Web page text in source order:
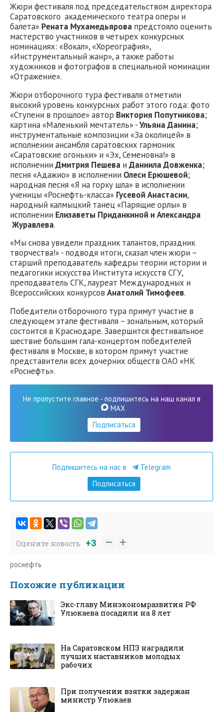
Жюри фестиваля под председательством директора
Саратовского академического театра оперы и
балета» Рената Мухамедьярова предстояло оценить
мастерство участников в четырех конкурсных
номинациях: «Вокал», «Хореография»,
«Инструментальный жанр», а также работы
художников и фотографов в специальной номинации
«Отражение».
Жюри отборочного тура фестиваля отметили
высокий уровень конкурсных работ этого года: фото
«Ступени в прошлое» автор Виктория Попутникова;
картина «Маленький мечтатель» -Ульяна Данина;
инструментальные композиции «За околицей» в
исполнении ансамбля саратовских гармоник
«Саратовские огоньки» и «Эх, Семеновна!» в
исполнении Дмитрия Пешева и Даниила Довженка;
песня «Адажио» в исполнении Олеси Ерюшевой;
народная песня «Я на горку шла» в исполнении
ученицы «Роснефть-класса» Гусевой Анастасии,
народный калмыцкий танец «Парящие орлы» в
исполнении Елизаветы Приданкиной и Александра
Журавлева.
«Мы снова увидели праздник талантов, праздник
творчества!» - подводя итоги, сказал член жюри –
старший преподаватель кафедры теории истории и
педагогики искусства Института искусств СГУ,
преподаватель СГК, лауреат Международных и
Всероссийских конкурсов Анатолий Тимофеев.
Победители отборочного тура примут участие в
следующем этапе фестиваля – зональным, который
состоится в Краснодаре. Завершится фестивальное
шествие большим гала-концертом победителей
фестиваля в Москве, в котором примут участие
представители всех дочерних обществ ОАО «НК
«Роснефть».
Не пропустите главное - подпишитесь на наш канал в
MAX
Подписаться
Подпишитесь на нас в
Telegram
Подписаться
Оцените новость +3
роснефть
Похожие публикации
Экс-главу Минэкономразвития РФ
Улюкаева посадили на 8 лет
На Саратовском НПЗ наградили
лучших наставников молодых
рабочих
При получении взятки задержан
министр Улюкаев